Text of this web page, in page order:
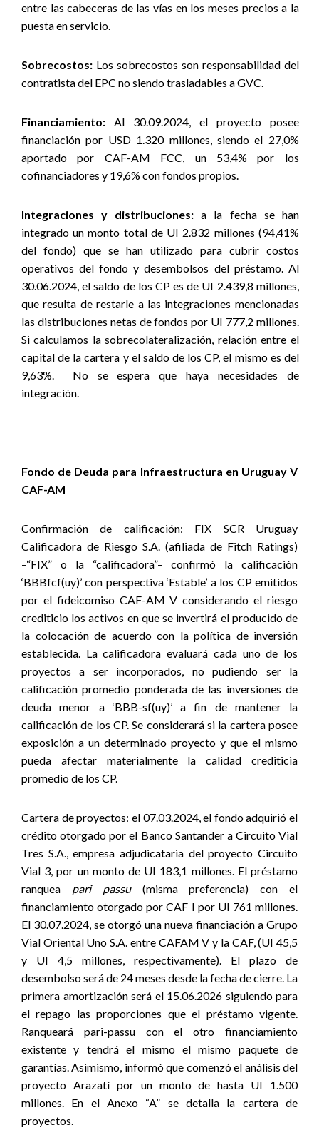
entre las cabeceras de las vías en los meses precios a la
puesta en servicio.
Sobrecostos: Los sobrecostos son responsabilidad del
contratista del EPC no siendo trasladables a GVC.
Financiamiento: Al 30.09.2024, el proyecto posee
financiación por USD 1.320 millones, siendo el 27,0%
aportado por CAF-AM FCC, un 53,4% por los
cofinanciadores y 19,6% con fondos propios.
Integraciones y distribuciones: a la fecha se han
integrado un monto total de UI 2.832 millones (94,41%
del fondo) que se han utilizado para cubrir costos
operativos del fondo y desembolsos del préstamo. Al
30.06.2024, el saldo de los CP es de UI 2.439,8 millones,
que resulta de restarle a las integraciones mencionadas
las distribuciones netas de fondos por UI 777,2 millones.
Si calculamos la sobrecolateralización, relación entre el
capital de la cartera y el saldo de los CP, el mismo es del
9,63%.
No se espera que haya necesidades de
integración.
Fondo de Deuda para Infraestructura en Uruguay V
CAF-AM
Confirmación de calificación: FIX SCR Uruguay
Calificadora de Riesgo S.A. (afiliada de Fitch Ratings)
–“FIX” o la “calificadora”– confirmó la calificación
‘BBBfcf(uy)’ con perspectiva ‘Estable’ a los CP emitidos
por el fideicomiso CAF-AM V considerando el riesgo
crediticio los activos en que se invertirá el producido de
la colocación de acuerdo con la política de inversión
establecida. La calificadora evaluará cada uno de los
proyectos a ser incorporados, no pudiendo ser la
calificación promedio ponderada de las inversiones de
deuda menor a ‘BBB-sf(uy)’ a fin de mantener la
calificación de los CP. Se considerará si la cartera posee
exposición a un determinado proyecto y que el mismo
pueda afectar materialmente la calidad crediticia
promedio de los CP.
Cartera de proyectos: el 07.03.2024, el fondo adquirió el
crédito otorgado por el Banco Santander a Circuito Vial
Tres S.A., empresa adjudicataria del proyecto Circuito
Vial 3, por un monto de UI 183,1 millones. El préstamo
ranquea pari passu(misma preferencia) con el
financiamiento otorgado por CAF I por UI 761 millones.
El 30.07.2024, se otorgó una nueva financiación a Grupo
Vial Oriental Uno S.A. entre CAFAM V y la CAF, (UI 45,5
y UI 4,5 millones, respectivamente). El plazo de
desembolso será de 24 meses desde la fecha de cierre. La
primera amortización será el 15.06.2026 siguiendo para
el repago las proporciones que el préstamo vigente.
Ranqueará pari-passu con el otro financiamiento
existente y tendrá el mismo el mismo paquete de
garantías. Asimismo, informó que comenzó el análisis del
proyecto Arazatí por un monto de hasta UI 1.500
millones. En el Anexo “A” se detalla la cartera de
proyectos.